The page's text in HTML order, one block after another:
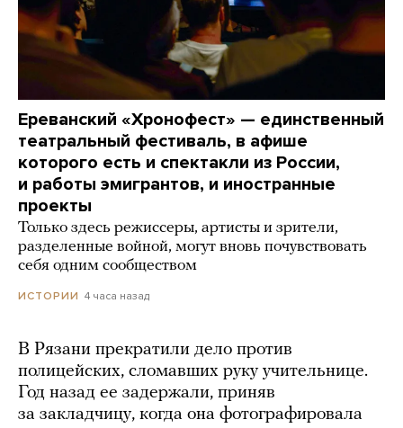
Ереванский «Хронофест» — единственный
театральный фестиваль, в афише
которого есть и спектакли из России,
и работы эмигрантов, и иностранные
проекты
Только здесь режиссеры, артисты и зрители,
разделенные войной, могут вновь почувствовать
себя одним сообществом
ИСТОРИИ 4 часа назад
В Рязани прекратили дело против
полицейских, сломавших руку учительнице.
Год назад ее задержали, приняв
за закладчицу, когда она фотографировала